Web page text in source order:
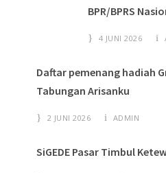
BPR/BPRS
4 JUNI 2026
Daftar pemenang hadiah
Tabungan Arisanku
2 JUNI 2026 ADMIN
SiGEDE Pasar Timbul